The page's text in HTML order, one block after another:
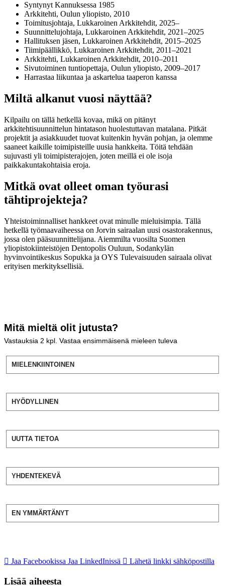
Syntynyt Kannuksessa 1985
Arkkitehti, Oulun yliopisto, 2010
Toimitusjohtaja, Lukkaroinen Arkkitehdit, 2025–
Suunnittelujohtaja, Lukkaroinen Arkkitehdit, 2021–2025
Hallituksen jäsen, Lukkaroinen Arkkitehdit, 2015–2025
Tiimipäällikkö, Lukkaroinen Arkkitehdit, 2011–2021
Arkkitehti, Lukkaroinen Arkkitehdit, 2010–2011
Sivutoiminen tuntiopettaja, Oulun yliopisto, 2009–2017
Harrastaa liikuntaa ja askartelua taaperon kanssa
Miltä alkanut vuosi näyttää?
Kilpailu on tällä hetkellä kovaa, mikä on pitänyt
arkkitehtisuunnittelun hintatason huolestuttavan matalana. Pitkät
projektit ja asiakkuudet tuovat kuitenkin hyvän pohjan, ja olemme
saaneet kaikille toimipisteille uusia hankkeita. Töitä tehdään
sujuvasti yli toimipisterajojen, joten meillä ei ole isoja
paikkakuntakohtaisia eroja.
Mitkä ovat olleet oman työurasi
tähtiprojekteja?
Yhteistoiminnalliset hankkeet ovat minulle mieluisimpia. Tällä
hetkellä työmaavaiheessa on Jorvin sairaalan uusi osastorakennus,
jossa olen pääsuunnittelijana. Aiemmilta vuosilta Suomen
yliopistokiinteistöjen Dentopolis Ouluun, Sodankylän
hyvinvointikeskus Sopukka ja OYS Tulevaisuuden sairaala olivat
erityisen merkityksellisiä.
Mitä mieltä olit jutusta?
Vastauksia 2 kpl. Vastaa ensimmäisenä mieleen tuleva
MIELENKIINTOINEN
HYÖDYLLINEN
UUTTA TIETOA
YHDENTEKEVÄ
EN YMMÄRTÄNYT
Jaa Facebookissa Jaa LinkedInissä Lähetä linkki sähköpostilla
Lisää aiheesta